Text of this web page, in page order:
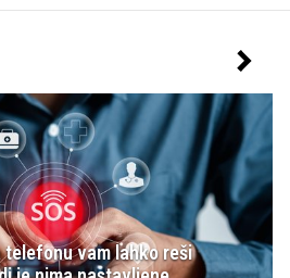
vam lahko reši